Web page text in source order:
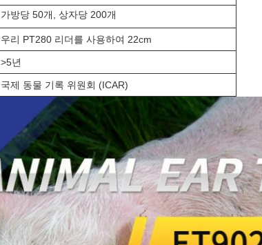
가방당 50개, 상자당 200개
우리 PT280 리더를 사용하여 22cm
>5년
국제 동물 기록 위원회 (ICAR)